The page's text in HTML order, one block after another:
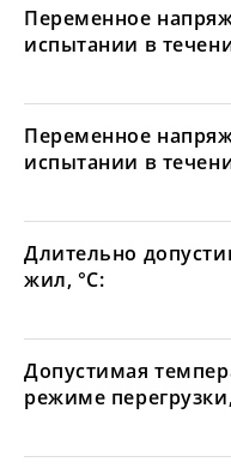
Переменное
испытании в
Переменное
испытании в
Длительно
жил, °С:
Допустимая
режиме